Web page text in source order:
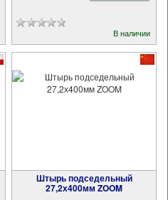
В наличии
Штырь подседельный
27,2х400мм ZOOM